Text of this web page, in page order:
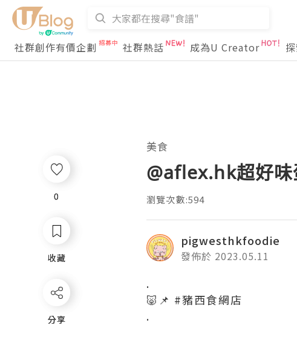
社群創作有價企劃
社群熱話 成為U Creator
0
收藏
分享
美食
@aflex.hk超好
瀏覽次數:594
pigwesthkfoodie
發佈於 2023.05.11
.
🐷📌 #豬西食網店
.
0
收藏
分享